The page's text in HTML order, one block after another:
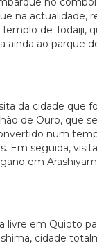
na actualidade,
de
ainda ao parque
da cidade que
de Ouro, que
num
Em seguida,
em
livre em Quioto
cidade